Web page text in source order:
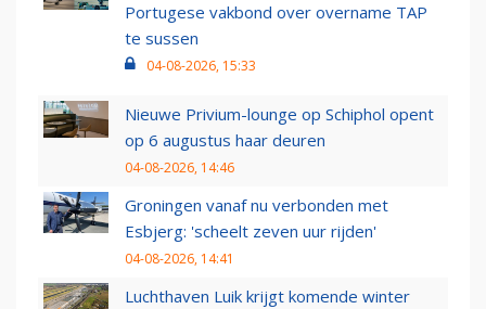
Portugese vakbond over overname TAP
te sussen
04-08-2026, 15:33
Nieuwe Privium-lounge op Schiphol opent
op 6 augustus haar deuren
04-08-2026, 14:46
Groningen vanaf nu verbonden met
Esbjerg: 'scheelt zeven uur rijden'
04-08-2026, 14:41
Luchthaven Luik krijgt komende winter